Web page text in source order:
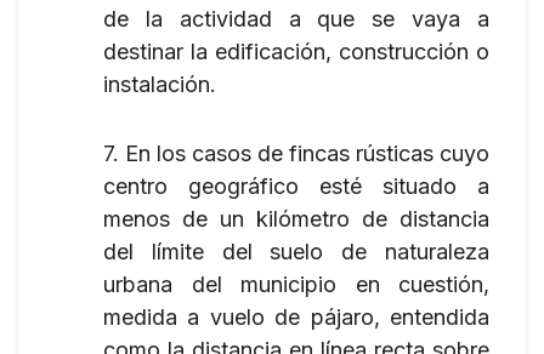
de la actividad a que se vaya a
destinar la edificación, construcción o
instalación.
7. En los casos de fincas rústicas cuyo
centro geográfico esté situado a
menos de un kilómetro de distancia
del límite del suelo de naturaleza
urbana del municipio en cuestión,
medida a vuelo de pájaro, entendida